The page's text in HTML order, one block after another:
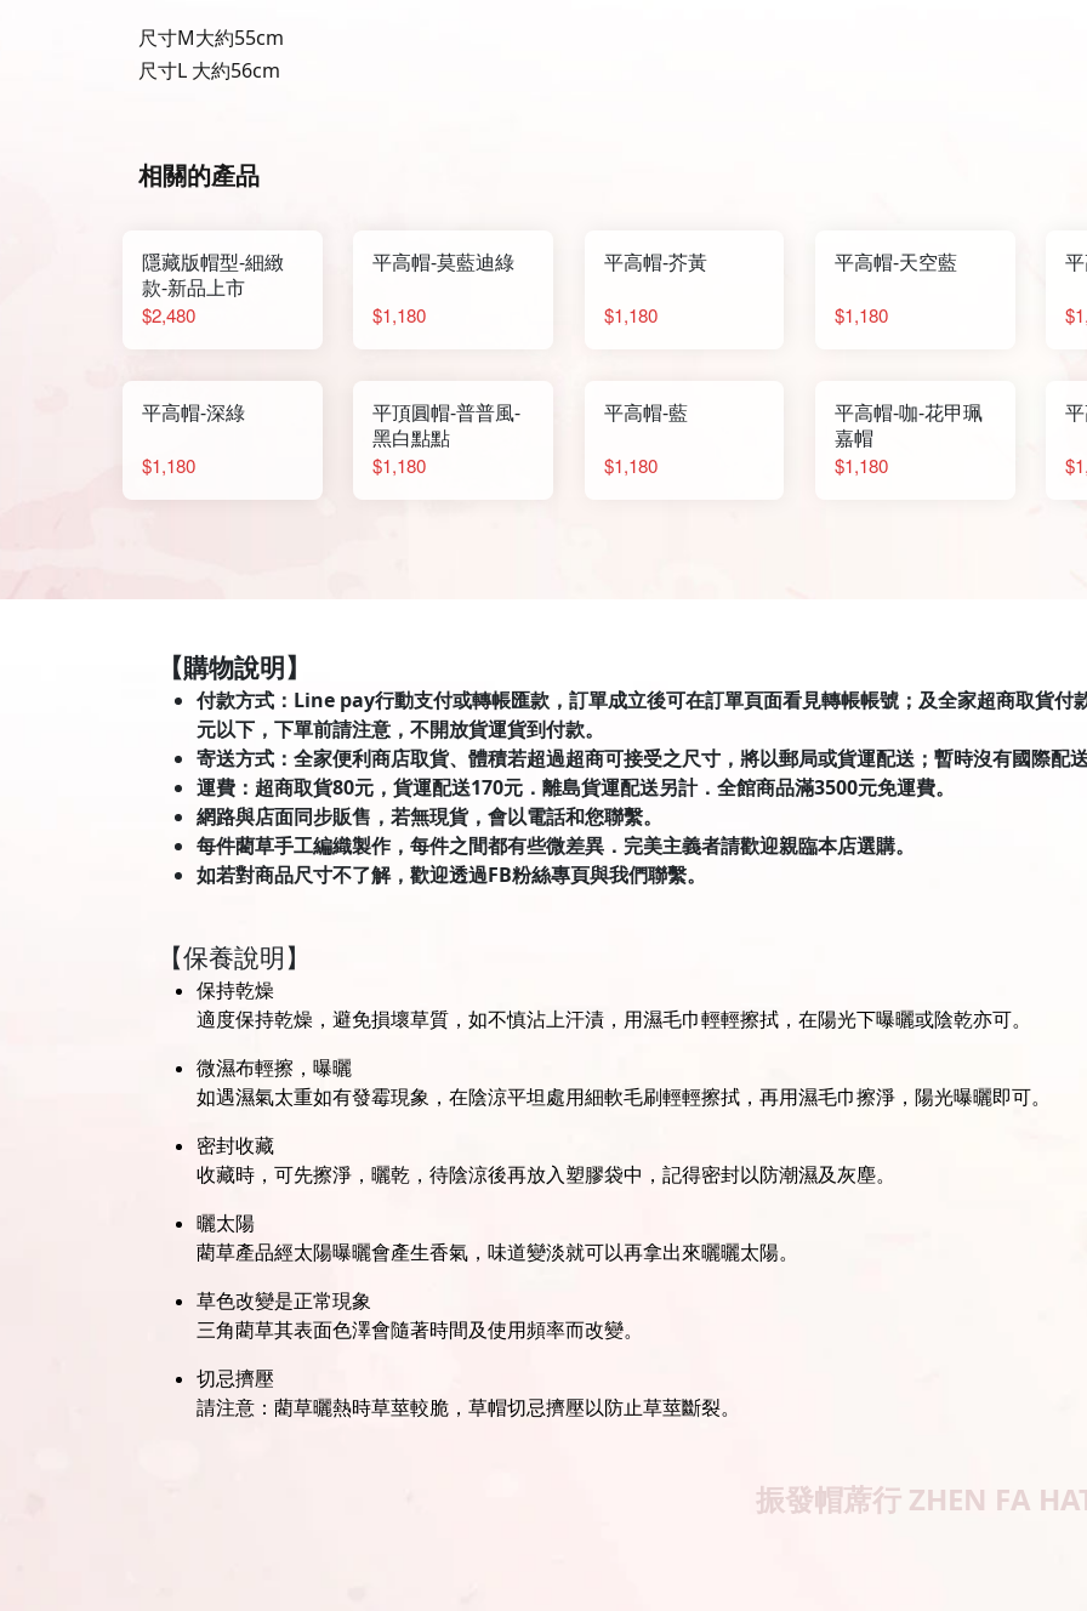
尺寸M大約55cm
尺寸L 大約56cm
相關的產品
隱藏版帽型-細緻
款-新品上市
$2,480
平高帽-莫藍迪綠
$1,180
平高帽-芥黃
$1,180
平高帽-天空藍
$1,180
平高帽-深綠
$1,180
平頂圓帽-普普風-
黑白點點
$1,180
平高帽-藍
$1,180
平高帽-咖-花甲珮
嘉帽
$1,180
【購物說明】
付款方式：Line pay行動支付或轉帳匯款，訂單成立後可在訂單頁面看見轉帳帳號；及全家超商取貨
元以下，下單前請注意，不開放貨運貨到付款。
寄送方式：全家便利商店取貨、體積若超過超商可接受之尺寸，將以郵局或貨運配送；暫時沒有國際配
運費：超商取貨80元，貨運配送170元．離島貨運配送另計．全館商品滿3500元免運費。
網路與店面同步販售，若無現貨，會以電話和您聯繫。
每件藺草手工編織製作，每件之間都有些微差異．完美主義者請歡迎親臨本店選購。
如若對商品尺寸不了解，歡迎透過FB粉絲專頁與我們聯繫。
【保養說明】
保持乾燥
適度保持乾燥，避免損壞草質，如不慎沾上汗漬，用濕毛巾輕輕擦拭，在陽光下曝曬或陰乾亦可。
微濕布輕擦，曝曬
如遇濕氣太重如有發霉現象，在陰涼平坦處用細軟毛刷輕輕擦拭，再用濕毛巾擦淨，陽光曝曬即可。
密封收藏
收藏時，可先擦淨，曬乾，待陰涼後再放入塑膠袋中，記得密封以防潮濕及灰塵。
曬太陽
藺草產品經太陽曝曬會產生香氣，味道變淡就可以再拿出來曬曬太陽。
草色改變是正常現象
三角藺草其表面色澤會隨著時間及使用頻率而改變。
切忌擠壓
請注意：藺草曬熱時草莖較脆，草帽切忌擠壓以防止草莖斷裂。
振發帽蓆行 ZHEN FA